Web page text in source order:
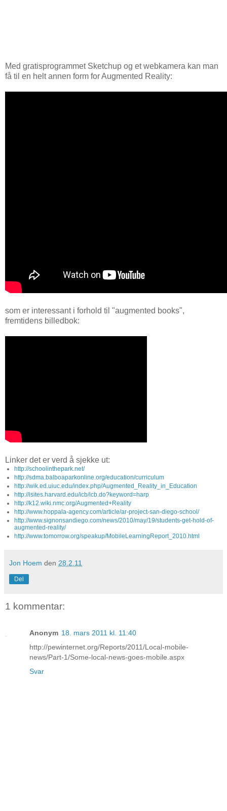
Med gratisprogrammet Sketchup og et webkamera kan man
få til en helt annen form for Augmented Reality:
som er interessant i forhold til "augmented books",
fremtidens billedbok:
Linker det er verd å sjekke ut:
http://schoolinthepark.net/
http://sdma.balboaparkonline.org/education/curriculum
http://wik.ed.uiuc.edu/index.php/Augmented_Reality_in_Education
http://isites.harvard.edu/icb/icb.do?keyword=harp
http://k12.wiki.nmc.org/Augmented+Reality
http://www.hoppala-agency.com/article/ar-project-san-diego-school/
http://www.signonsandiego.com/news/2010/may/19/students-get-hold-of-
augmented-reality/
http://www.tomorrow.org/speakup/MobileLearningReport_2010.html
Jon Hoem den 28.2.11
Del
1 kommentar:
Anonym 18. mars 2011 kl. 11:40
http://pewinternet.org/Reports/2011/Local-mobile-
news/Part-1/Some-local-news-goes-mobile.aspx
Svar